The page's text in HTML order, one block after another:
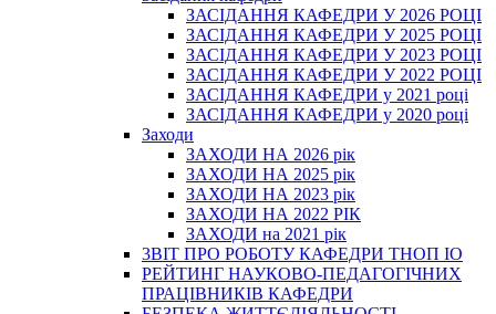
ЗАСІДАННЯ КАФЕДРИ У 2026 РОЦІ
ЗАСІДАННЯ КАФЕДРИ У 2025 РОЦІ
ЗАСІДАННЯ КАФЕДРИ У 2023 РОЦІ
ЗАСІДАННЯ КАФЕДРИ У 2022 РОЦІ
ЗАСІДАННЯ КАФЕДРИ у 2021 році
ЗАСІДАННЯ КАФЕДРИ у 2020 році
Заходи
ЗАХОДИ НА 2026 рік
ЗАХОДИ НА 2025 рік
ЗАХОДИ НА 2023 рік
ЗАХОДИ НА 2022 РІК
ЗАХОДИ на 2021 рік
3BIT ПРО РОБОТУ КАФЕДРИ ТНОП ІО
РЕЙТИНГ НАУКОВО-ПЕДАГОГІЧНИХ
ПРАЦІВНИКІВ КАФЕДРИ